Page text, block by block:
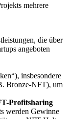
mehrere
die über
angeboten
insbesondere
Bronze-NFT), um
Profitsharing
werden Gewinne